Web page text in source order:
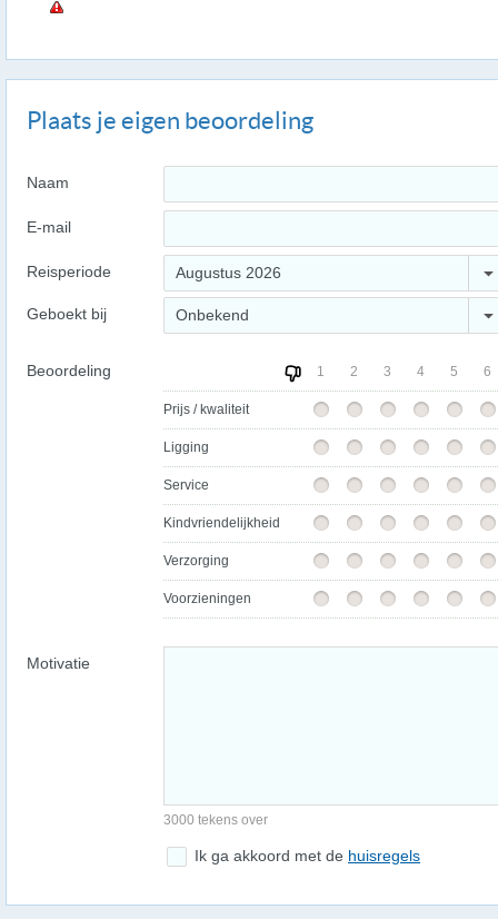
Plaats je eigen beoordeling
Naam
E-mail
Reisperiode Augustus 2026
Geboekt bij Onbekend
Beoordeling 1 2 3 4 5 6
Prijs / kwaliteit
Ligging
Service
Kindvriendelijkheid
Verzorging
Voorzieningen
Motivatie
3000 tekens over
Ik ga akkoord met de huisregels